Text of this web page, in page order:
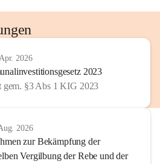
2026
2023
gem. §3 Abs 1 KIG 2023
2026
zur Bekämpfung der
Vergilbung der Rebe und der